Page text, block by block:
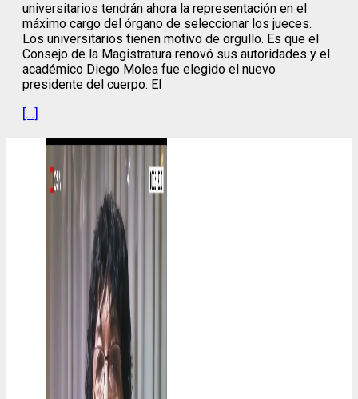
universitarios tendrán ahora la representación en el
máximo cargo del órgano de seleccionar los jueces.
Los universitarios tienen motivo de orgullo. Es que el
Consejo de la Magistratura renovó sus autoridades y el
académico Diego Molea fue elegido el nuevo
presidente del cuerpo. El
[…]